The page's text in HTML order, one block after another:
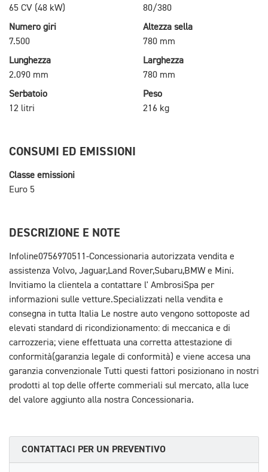
65 CV (48 kW)
80/380
Numero giri
7.500
Altezza sella
780 mm
Lunghezza
2.090 mm
Larghezza
780 mm
Serbatoio
12 litri
Peso
216 kg
CONSUMI ED EMISSIONI
Classe emissioni
Euro 5
DESCRIZIONE E NOTE
Infoline0756970511-Concessionaria autorizzata vendita e
assistenza Volvo, Jaguar,Land Rover,Subaru,BMW e Mini.
Invitiamo la clientela a contattare l' AmbrosiSpa per
informazioni sulle vetture.Specializzati nella vendita e
consegna in tutta Italia Le nostre auto vengono sottoposte ad
elevati standard di ricondizionamento: di meccanica e di
carrozzeria; viene effettuata una corretta attestazione di
conformità(garanzia legale di conformità) e viene accesa una
garanzia convenzionale Tutti questi fattori posizionano in nostri
prodotti al top delle offerte commeriali sul mercato, alla luce
del valore aggiunto alla nostra Concessionaria.
CONTATTACI PER UN PREVENTIVO